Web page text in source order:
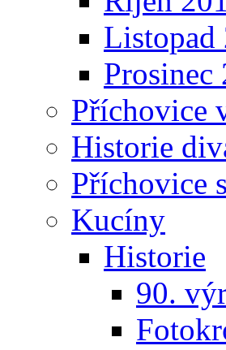
Listopad
Prosinec
Příchovice
Historie
Příchovice
Kucíny
Historie
90.